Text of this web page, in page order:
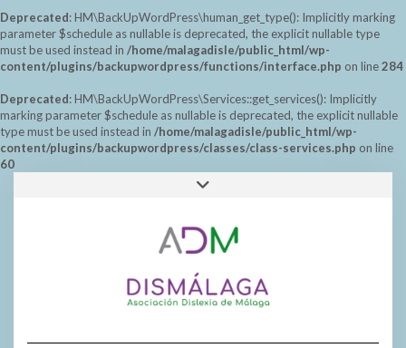
Deprecated: HM\BackUpWordPress\human_get_type(): Implicitly marking
parameter $schedule as nullable is deprecated, the explicit nullable type
must be used instead in /home/malagadisle/public_html/wp-
content/plugins/backupwordpress/functions/interface.php on line284
Deprecated: HM\BackUpWordPress\Services::get_services(): Implicitly
marking parameter $schedule as nullable is deprecated, the explicit nullable
type must be used instead in /home/malagadisle/public_html/wp-
content/plugins/backupwordpress/classes/class-services.php on line
60
FACEBOOK